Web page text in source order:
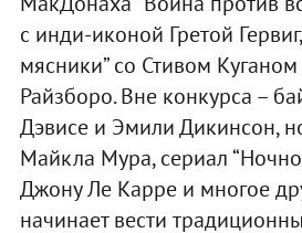
с инди-иконой Гретой
мясники” со Стивом
Райзборо. Вне конкурса –
Дэвисе и Эмили Дикинсон,
Майкла Мура, сериал
Джону Ле Карре и многое
начинает вести